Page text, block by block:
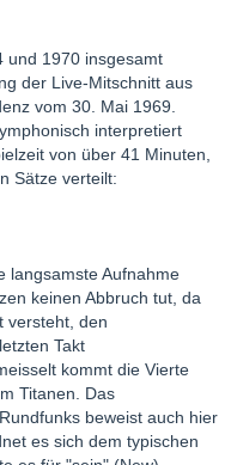
und 1970 insgesamt
der Live-Mitschnitt aus
vom 30. Mai 1969.
interpretiert
von über 41 Minuten,
Sätze verteilt:
langsamste Aufnahme
keinen Abbruch tut, da
versteht, den
Takt
kommt die Vierte
Titanen. Das
beweist auch hier
es sich dem typischen